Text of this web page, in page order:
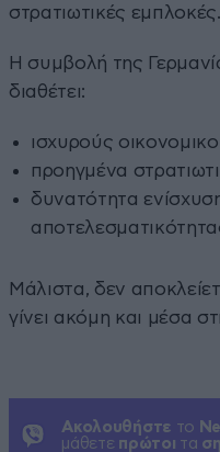
στρατιωτικές εμπλοκές.
Η συμβολή της
διαθέτει:
ισχυρούς
προηγμένα
δυνατότητα
Μάλιστα, δεν
γίνει ακόμη και μέσα
Ακολουθήστε το
μάθετε πρώτοι τα